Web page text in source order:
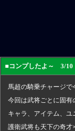
■ コンプしたよ～ 3/10
馬超の騎乗チャージ
今回は武将ごとに固有
キャラ、アイテム、
護衛武将も天下の奇才